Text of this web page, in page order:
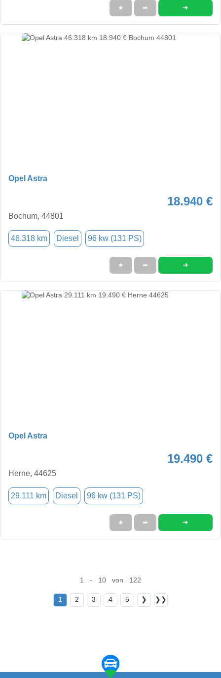
★ ➦ ➜
Opel Astra
18.940 €
Bochum, 44801
46.318 km Diesel 96 kw (131 PS)
★ ➦ ➜
Opel Astra
19.490 €
Herne, 44625
29.111 km Diesel 96 kw (131 PS)
★ ➦ ➜
1 - 10 von 122
1 2 3 4 5 ❯ ❯❯